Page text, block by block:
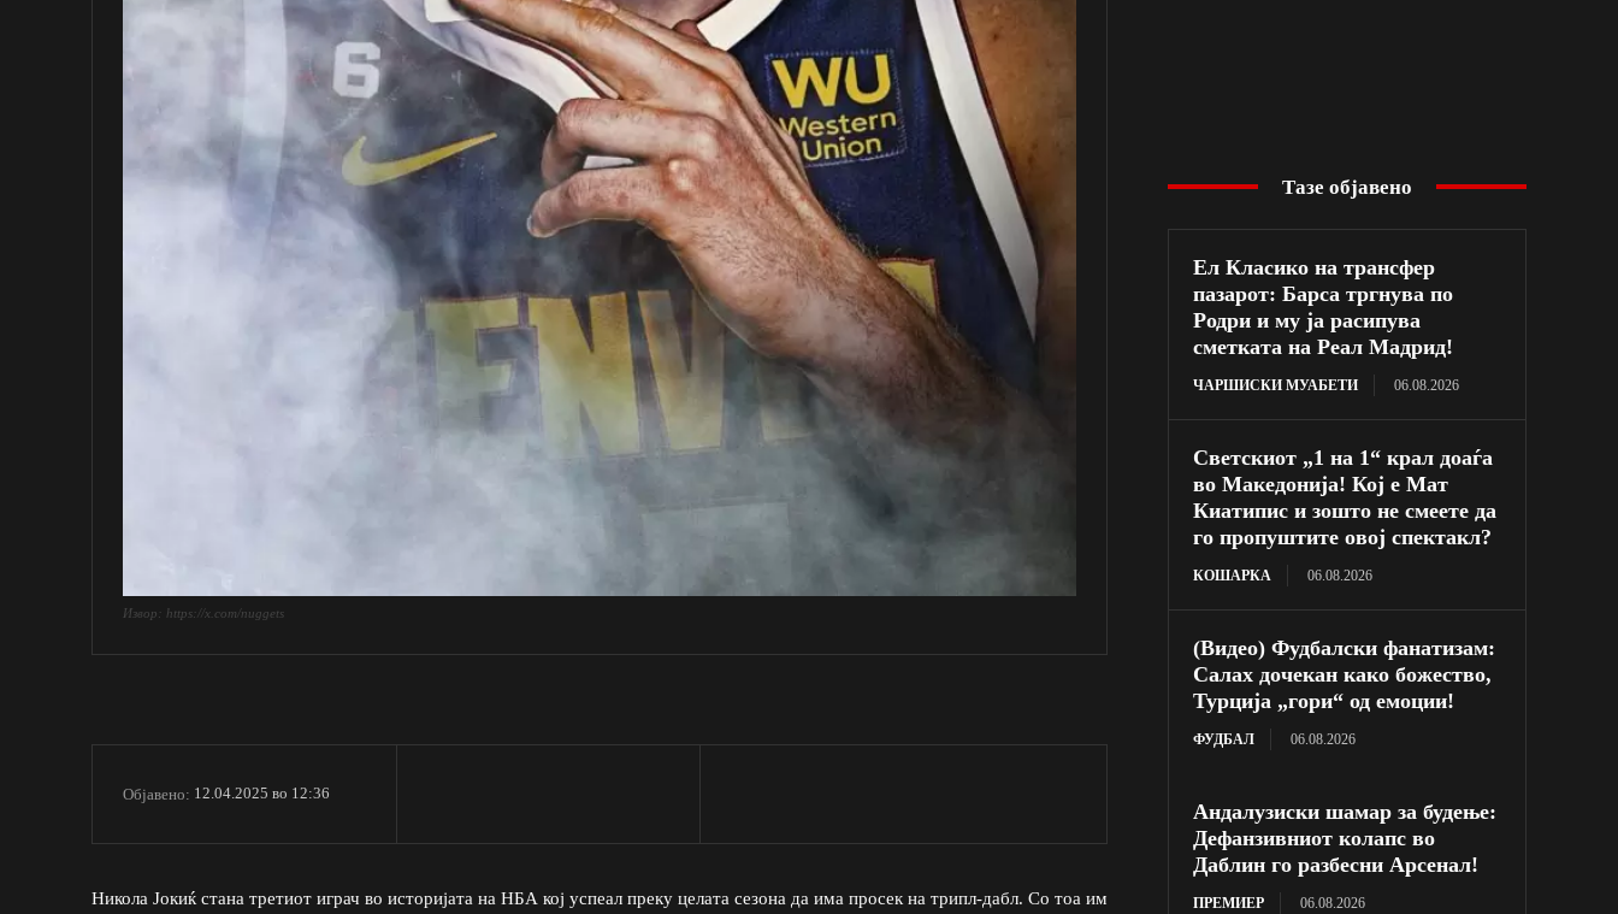
Извор: https://x.com/nuggets
Објавено: 12.04.2025 во 12:36
Никола Јокиќ стана третиот играч во историјата на НБА кој успеал преку целата сезона да има просек на трипл-дабл. Со тоа им
Тазе објавено
Ел Класико на трансфер
пазарот: Барса тргнува по
Родри и му ја расипува
сметката на Реал Мадрид!
ЧАРШИСКИ МУАБЕТИ 06.08.2026
Светскиот „1 на 1“ крал доаѓа
во Македонија! Кој е Мат
Киатипис и зошто не смеете да
го пропуштите овој спектакл?
КОШАРКА 06.08.2026
(Видео) Фудбалски фанатизам:
Салах дочекан како божество,
Турција „гори“ од емоции!
ФУДБАЛ 06.08.2026
Андалузиски шамар за будење:
Дефанзивниот колапс во
Даблин го разбесни Арсенал!
ПРЕМИЕР 06.08.2026